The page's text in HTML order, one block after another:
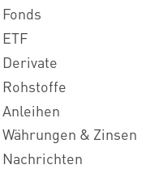
Fonds
ETF
Derivate
Rohstoffe
Anleihen
Währungen & Zinsen
Nachrichten